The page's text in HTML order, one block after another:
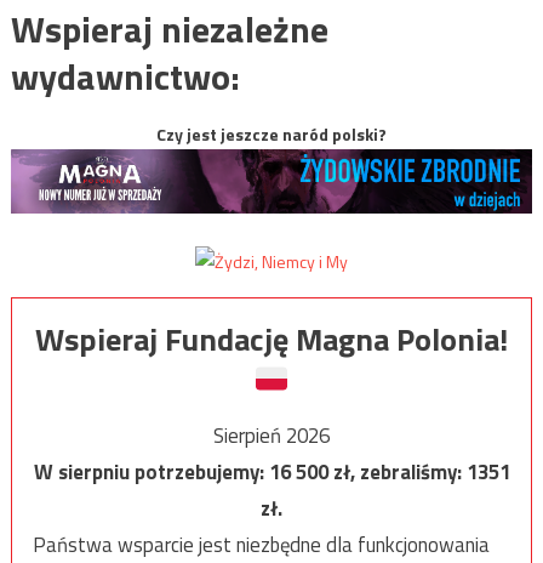
Wspieraj niezależne
wydawnictwo:
Czy jest jeszcze naród polski?
Wspieraj Fundację Magna Polonia!
Sierpień 2026
W sierpniu potrzebujemy:16 500zł, zebraliśmy:1351
zł.
Państwa wsparcie jest niezbędne dla funkcjonowania